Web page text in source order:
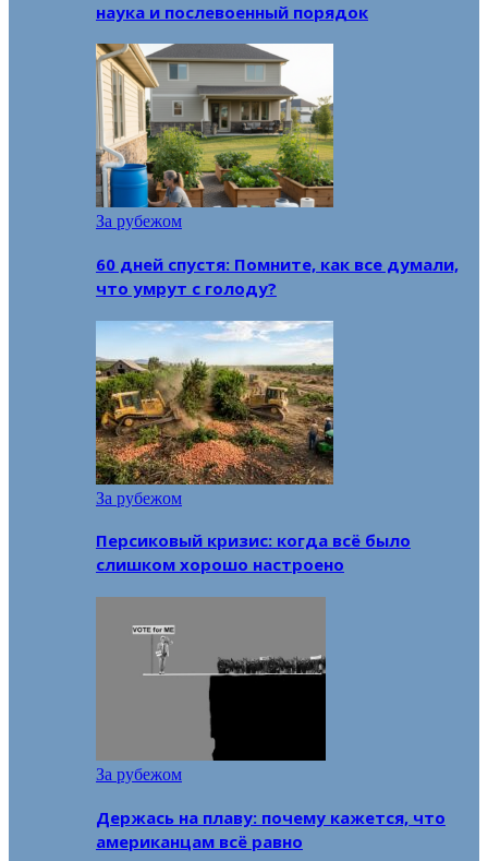
наука и послевоенный порядок
За рубежом
60 дней спустя: Помните, как все думали,
что умрут с голоду?
За рубежом
Персиковый кризис: когда всё было
слишком хорошо настроено
За рубежом
Держась на плаву: почему кажется, что
американцам всё равно